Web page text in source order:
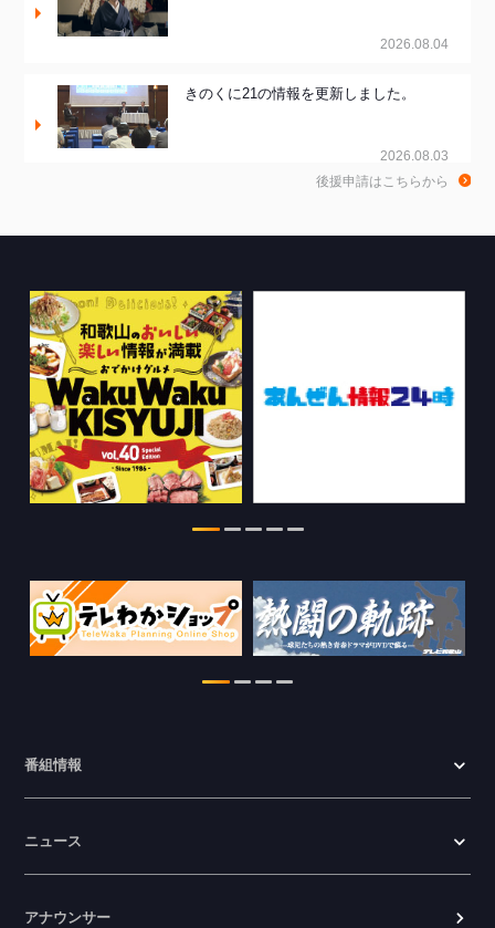
2026.08.04
きのくに21の情報を更新しました。
2026.08.03
WTV NEWS6【WAKAYAMA SDGs】の
情報を更新しました。
特別番組【8月】の情報を更新しました。
わかやま医療ナビの情報を更新しまし
WTV NEWS6【ここ押し！】の情報を更
新しました。
後援申請はこちらから
番組情報
ニュース
アナウンサー